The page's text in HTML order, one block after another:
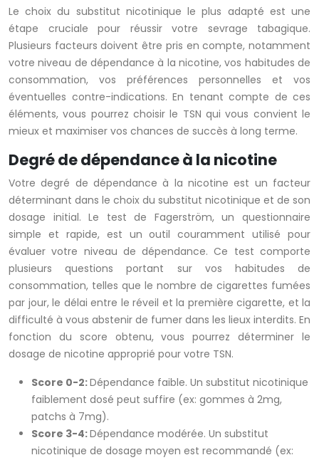
Le choix du substitut nicotinique le plus adapté est une
étape cruciale pour réussir votre sevrage tabagique.
Plusieurs facteurs doivent être pris en compte, notamment
votre niveau de dépendance à la nicotine, vos habitudes de
consommation, vos préférences personnelles et vos
éventuelles contre-indications. En tenant compte de ces
éléments, vous pourrez choisir le TSN qui vous convient le
mieux et maximiser vos chances de succès à long terme.
Degré de dépendance à la nicotine
Votre degré de dépendance à la nicotine est un facteur
déterminant dans le choix du substitut nicotinique et de son
dosage initial. Le test de Fagerström, un questionnaire
simple et rapide, est un outil couramment utilisé pour
évaluer votre niveau de dépendance. Ce test comporte
plusieurs questions portant sur vos habitudes de
consommation, telles que le nombre de cigarettes fumées
par jour, le délai entre le réveil et la première cigarette, et la
difficulté à vous abstenir de fumer dans les lieux interdits. En
fonction du score obtenu, vous pourrez déterminer le
dosage de nicotine approprié pour votre TSN.
Score 0-2:Dépendance faible. Un substitut nicotinique
faiblement dosé peut suffire (ex: gommes à 2mg,
patchs à 7mg).
Score 3-4:Dépendance modérée. Un substitut
nicotinique de dosage moyen est recommandé (ex: